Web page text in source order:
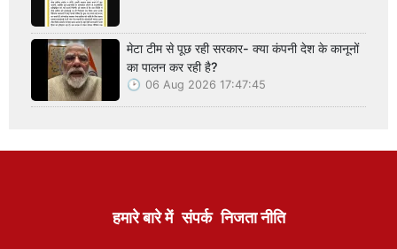
मेटा टीम से पूछ रही सरकार- क्या कंपनी देश के कानूनों
का पालन कर रही है?
06 Aug 2026 17:47:45
हमारे बारे में संपर्क निजता नीति